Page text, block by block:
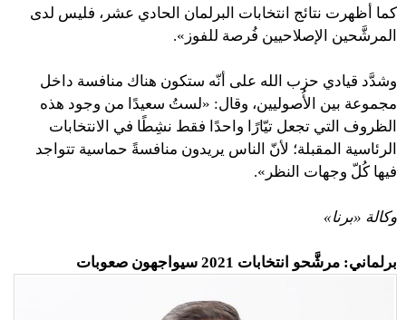
كما أظهرت نتائج انتخابات البرلمان الحادي عشر، فليس لدى
المرشَّحين الإصلاحيين فُرصة للفوز».
وشدَّد قيادي حزب الله على أنّه ستكون هناك منافسة داخل
مجموعة بين الأُصوليين، وقال: «لستُ سعيدًا من وجود هذه
الظروف التي تجعل تيّارًا واحدًا فقط نشِطًا في الانتخابات
الرئاسية المقبلة؛ لأنّ الناس يريدون منافسةً حماسية تتواجد
فيها كُلّ وجهات النظر».
وكالة «برنا»
برلماني: مرشَّحو انتخابات 2021 سيواجهون صعوبات